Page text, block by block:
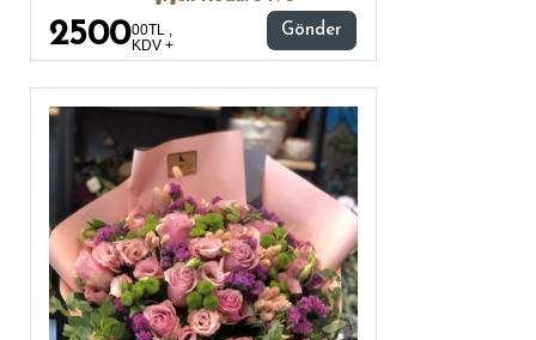
250000TL ,
KDV +
Gönder